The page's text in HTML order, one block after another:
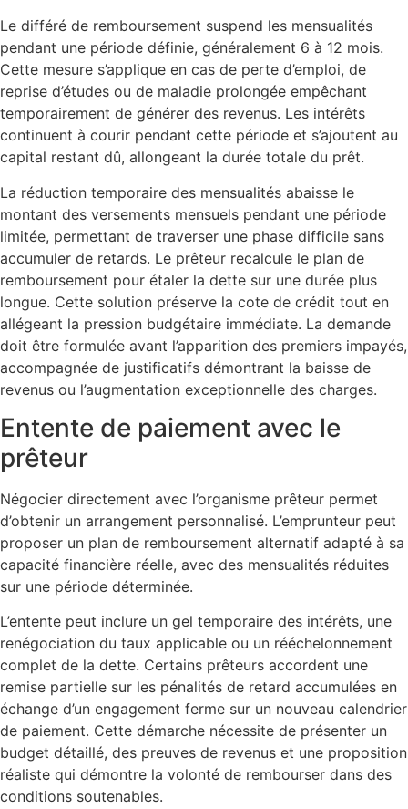
Le différé de remboursement suspend les mensualités
pendant une période définie, généralement 6 à 12 mois.
Cette mesure s’applique en cas de perte d’emploi, de
reprise d’études ou de maladie prolongée empêchant
temporairement de générer des revenus. Les intérêts
continuent à courir pendant cette période et s’ajoutent au
capital restant dû, allongeant la durée totale du prêt.
La réduction temporaire des mensualités abaisse le
montant des versements mensuels pendant une période
limitée, permettant de traverser une phase difficile sans
accumuler de retards. Le prêteur recalcule le plan de
remboursement pour étaler la dette sur une durée plus
longue. Cette solution préserve la cote de crédit tout en
allégeant la pression budgétaire immédiate. La demande
doit être formulée avant l’apparition des premiers impayés,
accompagnée de justificatifs démontrant la baisse de
revenus ou l’augmentation exceptionnelle des charges.
Entente de paiement avec le
prêteur
Négocier directement avec l’organisme prêteur permet
d’obtenir un arrangement personnalisé. L’emprunteur peut
proposer un plan de remboursement alternatif adapté à sa
capacité financière réelle, avec des mensualités réduites
sur une période déterminée.
L’entente peut inclure un gel temporaire des intérêts, une
renégociation du taux applicable ou un rééchelonnement
complet de la dette. Certains prêteurs accordent une
remise partielle sur les pénalités de retard accumulées en
échange d’un engagement ferme sur un nouveau calendrier
de paiement. Cette démarche nécessite de présenter un
budget détaillé, des preuves de revenus et une proposition
réaliste qui démontre la volonté de rembourser dans des
conditions soutenables.